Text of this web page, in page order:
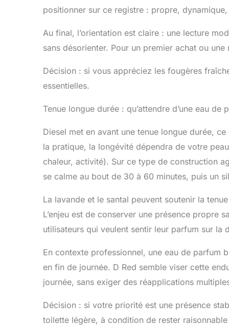
positionner sur ce registre : propre,
Au final, l’orientation est claire : une lecture
sans désorienter. Pour un premier achat ou
Décision : si vous appréciez les fougères
essentielles.
Tenue longue durée : qu’attendre d’une eau de
Diesel met en avant une tenue longue durée,
la pratique, la longévité dépendra de votre
chaleur, activité). Sur ce type de construction
se calme au bout de 30 à 60 minutes, puis un
La lavande et le santal peuvent soutenir la
L’enjeu est de conserver une présence propre
utilisateurs qui veulent sentir leur parfum sur la
En contexte professionnel, une eau de parfum
en fin de journée. D Red semble viser cette
journée, sans exiger des réapplications
Décision : si votre priorité est une présence
toilette légère, à condition de rester